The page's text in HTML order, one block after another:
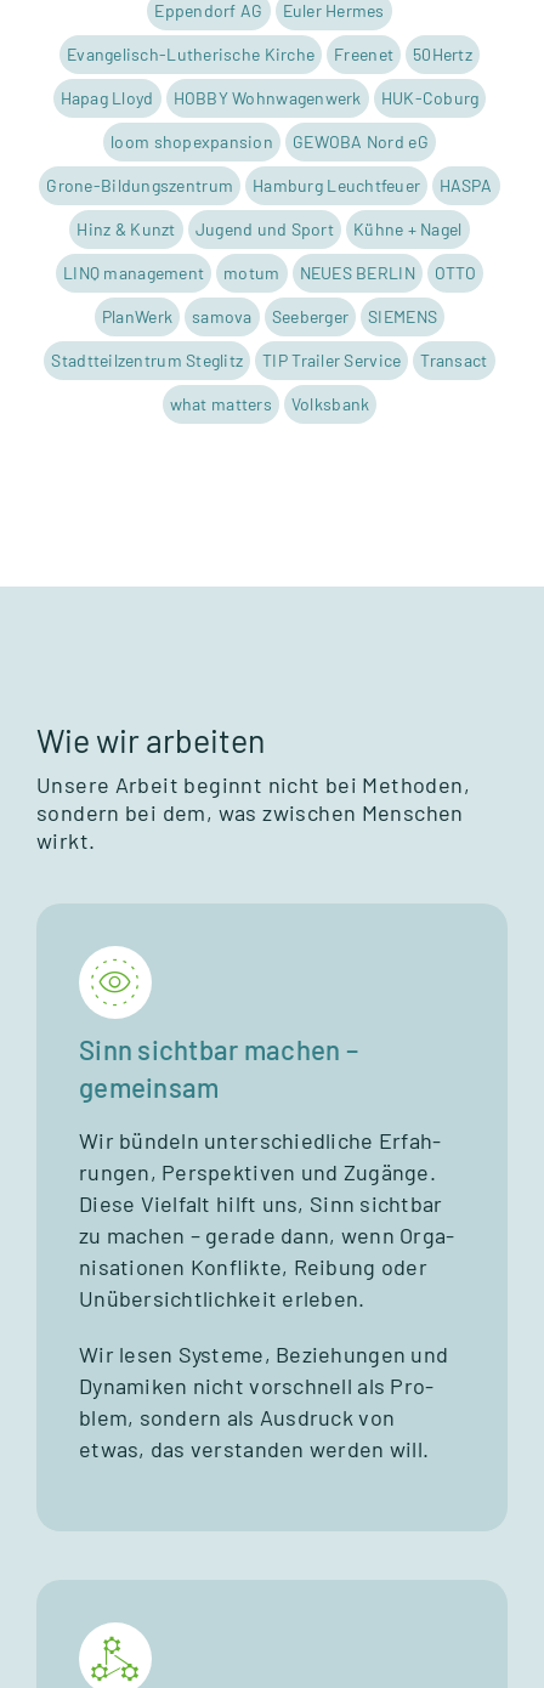
Eppen­dorf AG Euler Her­mes
Evan­ge­lisch-Luthe­ri­sche Kir­che Free­net 50Hertz
Hapag Lloyd HOBBY Wohn­wa­gen­werk HUK-Coburg
loom shop­ex­pan­sion GEWOBA Nord eG
Grone-Bil­dungs­zen­trum Ham­burg Leucht­feuer HASPA
Hinz & Kunzt Jugend und Sport Kühne + Nagel
LINQ manage­ment motum NEUES BERLIN OTTO
Plan­Werk samova See­ber­ger SIEMENS
Stadt­teil­zen­trum Ste­glitz TIP Trai­ler Ser­vice Tran­sact
what mat­ters Volks­bank
Wie wir arbei­ten
Unsere Arbeit beginnt nicht bei Metho­den,
son­dern bei dem, was zwi­schen Men­schen
wirkt.
Sinn sichtbar machen –
gemeinsam
Wir bün­deln unter­schied­li­che Erfah­
run­gen, Per­spek­ti­ven und Zugänge.
Diese Viel­falt hilft uns, Sinn sicht­bar
zu machen – gerade dann, wenn Orga­
ni­sa­tio­nen Kon­flikte, Rei­bung oder
Unüber­sicht­lich­keit erle­ben.
Wir lesen Sys­teme, Bezie­hun­gen und
Dyna­mi­ken nicht vor­schnell als Pro­
blem, son­dern als Aus­druck von
etwas, das ver­stan­den wer­den will.